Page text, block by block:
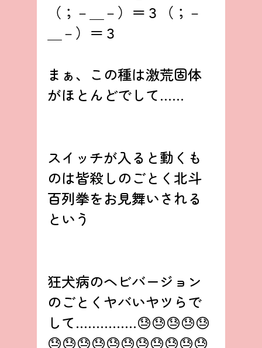
（；－＿－）＝３（；－
＿－）＝３
まぁ、この種は激荒固体
がほとんどでして……
スイッチが入ると動くも
のは皆殺しのごとく北斗
百列拳をお見舞いされる
という
狂犬病のヘビバージョン
のごとくヤバいヤツらで
して……………😓😓😓😓😓
😓😓😓😓😓😓😓😓😓😓😓